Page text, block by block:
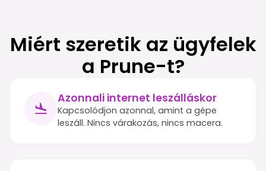
Miért szeretik az ügyfelek
a Prune-t?
Azonnali internet leszálláskor
Kapcsolódjon azonnal, amint a gépe
leszáll. Nincs várakozás, nincs macera.